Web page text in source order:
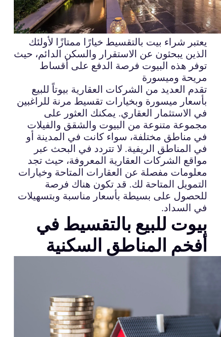
يعتبر شراء بيت بالتقسيط خيارًا ممتازًا لأولئك
الذين يبحثون عن الاستقرار والسكن الدائم، حيث
توفر هذه البيوت فرصة الدفع على أقساط
مريحة وميسورة
تقدم العديد من الشركات العقارية بيوتاً للبيع
بأسعار ميسورة وبخيارات تقسيط مرنة للراغبين
في الاستثمار العقاري. يمكنك العثور على
مجموعة متنوعة من البيوت والشقق والفيلات
في مناطق مختلفة، سواء كانت في المدينة أو
في المناطق الريفية. لا تتردد في البحث عبر
مواقع الشركات العقارية المعروفة، حيث تجد
معلومات مفصلة عن العقارات المتاحة وخيارات
التمويل المتاحة لك. قد تكون هناك فرصة
للحصول على بسيطة بأسعار مناسبة وبتسهيلات
في السداد.
بيوت للبيع بالتقسيط في
أفخم المناطق السكنية